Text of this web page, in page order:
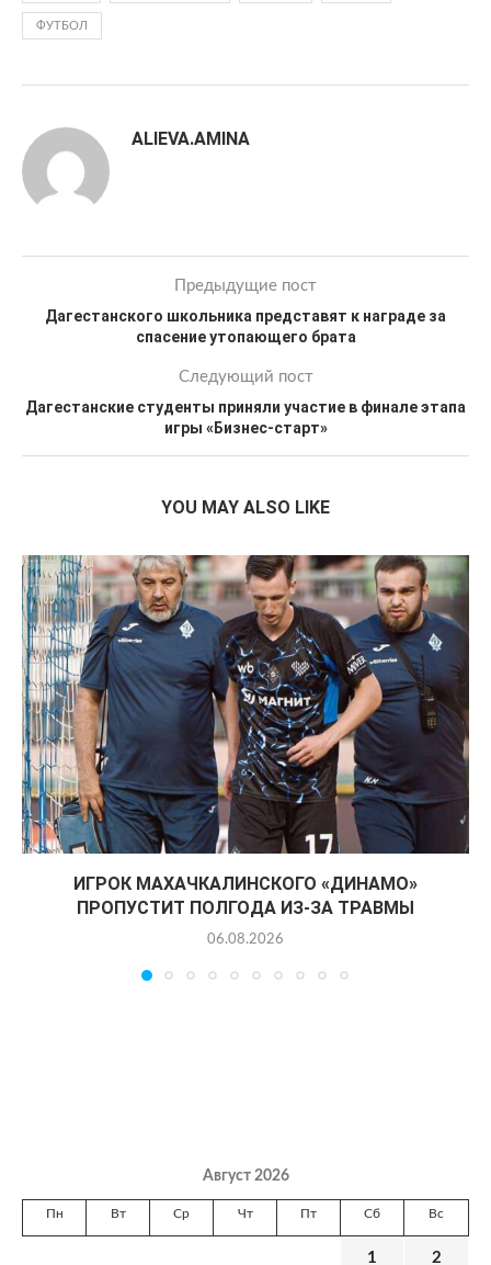
ФУТБОЛ
ALIEVA.AMINA
Предыдущие пост
Дагестанского школьника представят к награде за
спасение утопающего брата
Следующий пост
Дагестанские студенты приняли участие в финале этапа
игры «Бизнес-старт»
YOU MAY ALSO LIKE
ИГРОК МАХАЧКАЛИНСКОГО «ДИНАМО»
ПРОПУСТИТ ПОЛГОДА ИЗ-ЗА ТРАВМЫ
06.08.2026
Август 2026
Пн Вт Ср Чт Пт Сб Вс
1 2